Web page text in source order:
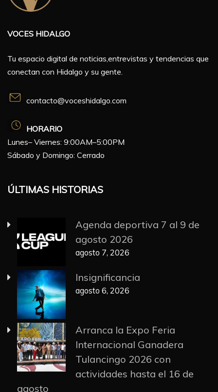
VOCES HIDALGO
Tu espacio digital de noticias,entrevistas y tendencias que
conectan con Hidalgo y su gente.
contacto@voceshidalgo.com
HORARIO
Lunes– Viernes: 9:00AM–5:00PM
Sábado y Domingo: Cerrado
ÚLTIMAS HISTORIAS
Agenda deportiva 7 al 9 de
agosto 2026
agosto 7, 2026
Insignificancia
agosto 6, 2026
Arranca la Expo Feria
Internacional Ganadera
Tulancingo 2026 con
actividades hasta el 16 de
agosto